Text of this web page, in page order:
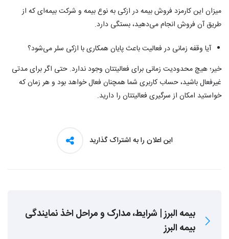
میزان اینکارمزد فروش بیمهدر ازکی به نوع بیمه و شرکت بیمه‌ای که از
طریق آن فروش انجام می‌دهید، بستگی دارد.
آیا وقفه زمانی در فعالیت باعث پایان همکاری با ازکی سلر می‌شود؟
خیر؛ هیچ محدودیت زمانی برای فعالیتتان وجود ندارد. حتی اگر برای مدتی
غیرفعال باشید، حساب کاربری شما همچنان فعال خواهد بود و هر زمان که
خواستید امکان از سرگیری فعالیتتان را دارید.
این اعلان را به اشتراک گذارید
بیمه البرز | شرایط، مدارک و مراحل اخذ نمایندگی
بیمه البرز